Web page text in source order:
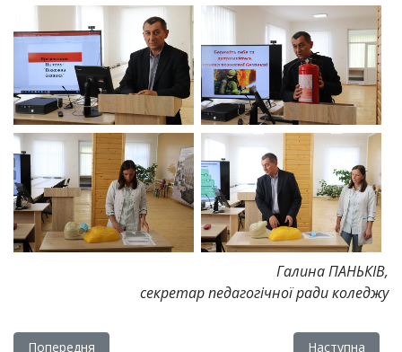
Галина ПАНЬКІВ,
секретар педагогічної ради коледжу
Попередня стаття: Про роботу педагогічної ради коледжу
Попередня Наступна
Наступна